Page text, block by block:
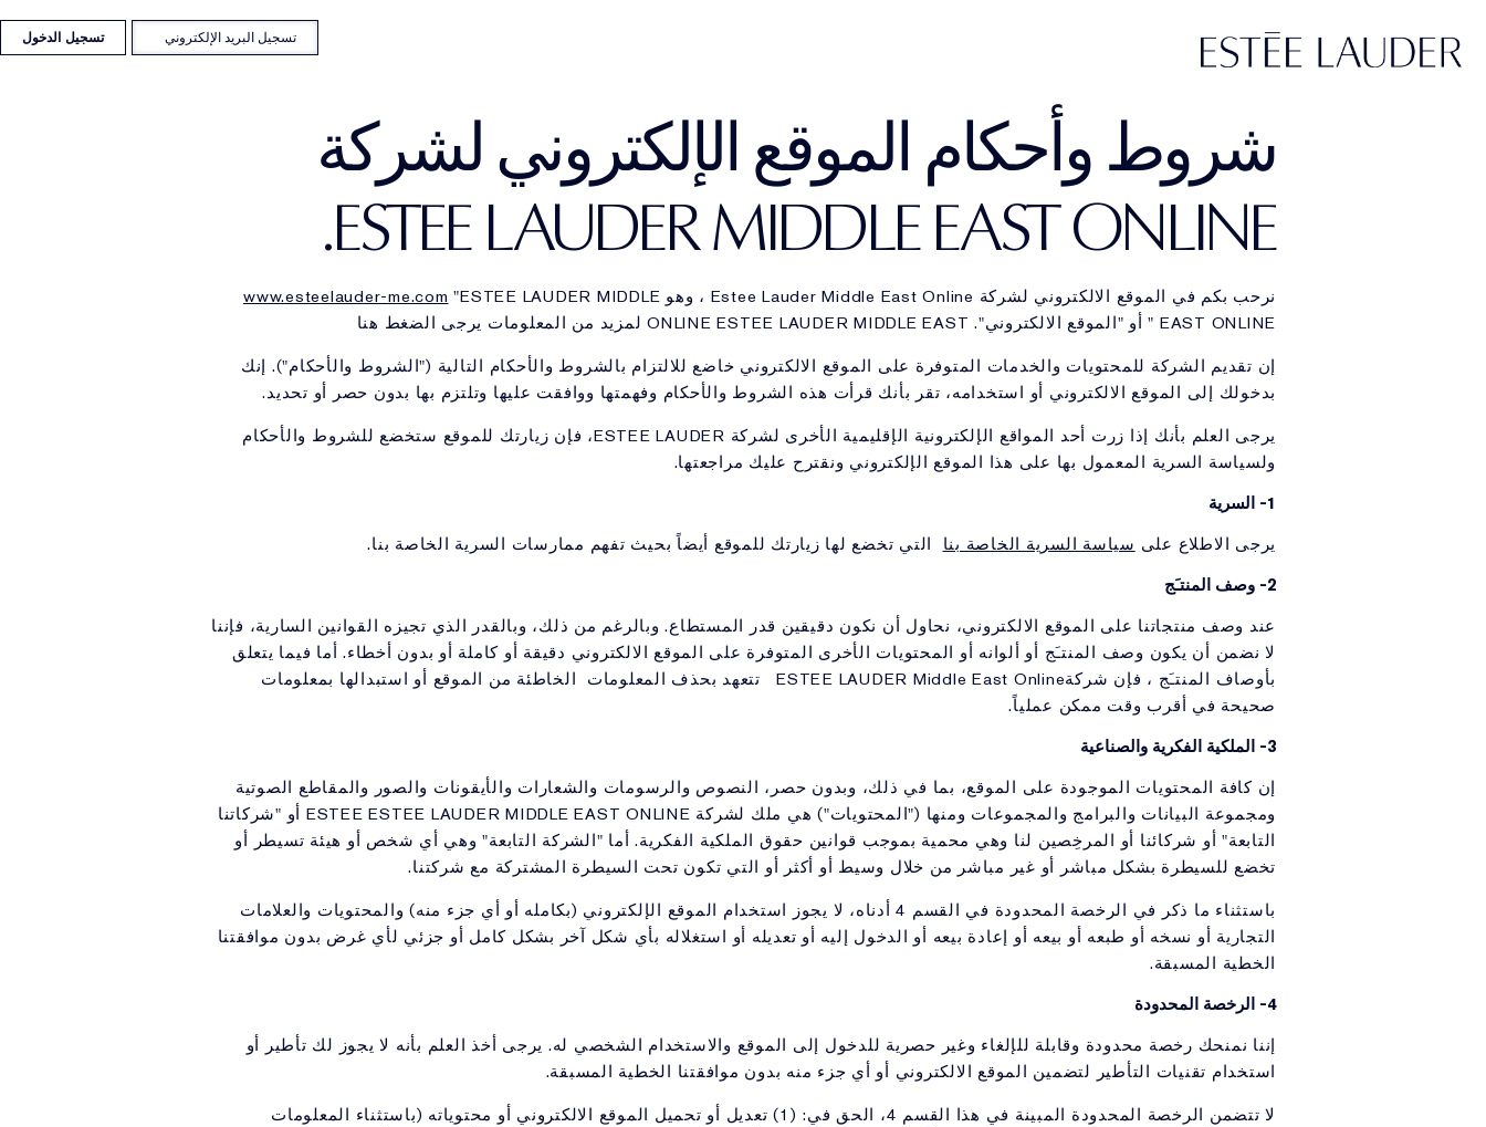
شروط وأحكام الموقع الإلكتروني لشركة
ESTEE LAUDER MIDDLE EAST ONLINE.
نرحب بكم في الموقع الالكتروني لشركة Estee Lauder Middle East Online ، وهو www.esteelauder-me.com "ESTEE LAUDER MIDDLE
EAST ONLINE " أو "الموقع الالكتروني". ONLINE ESTEE LAUDER MIDDLE EAST لمزيد من المعلومات يرجى الضغط هنا
إن تقديم الشركة للمحتويات والخدمات المتوفرة على الموقع الالكتروني خاضع للالتزام بالشروط والأحكام التالية ("الشروط والأحكام"). إنك
بدخولك إلى الموقع الالكتروني أو استخدامه، تقر بأنك قرأت هذه الشروط والأحكام وفهمتها ووافقت عليها وتلتزم بها بدون حصر أو تحديد.
يرجى العلم بأنك إذا زرت أحد المواقع الإلكترونية الإقليمية الأخرى لشركة ESTEE LAUDER، فإن زيارتك للموقع ستخضع للشروط والأحكام
ولسياسة السرية المعمول بها على هذا الموقع الإلكتروني ونقترح عليك مراجعتها.
1- السرية
يرجى الاطلاع على سياسة السرية الخاصة بنا التي تخضع لها زيارتك للموقع أيضاً بحيث تفهم ممارسات السرية الخاصة بنا.
2- وصف المنتـَج
عند وصف منتجاتنا على الموقع الالكتروني، نحاول أن نكون دقيقين قدر المستطاع. وبالرغم من ذلك، وبالقدر الذي تجيزه القوانين السارية، فإننا
لا نضمن أن يكون وصف المنتـَج أو ألوانه أو المحتويات الأخرى المتوفرة على الموقع الالكتروني دقيقة أو كاملة أو بدون أخطاء. أما فيما يتعلق
بأوصاف المنتـَج ، فإن شركةESTEE LAUDER Middle East Online تتعهد بحذف المعلومات الخاطئة من الموقع أو استبدالها بمعلومات
صحيحة في أقرب وقت ممكن عملياً.
3- الملكية الفكرية والصناعية
إن كافة المحتويات الموجودة على الموقع، بما في ذلك، وبدون حصر، النصوص والرسومات والشعارات والأيقونات والصور والمقاطع الصوتية
ومجموعة البيانات والبرامج والمجموعات ومنها ("المحتويات") هي ملك لشركة ESTEE ESTEE LAUDER MIDDLE EAST ONLINE أو "شركاتنا
التابعة" أو شركائنا أو المرخِصين لنا وهي محمية بموجب قوانين حقوق الملكية الفكرية. أما "الشركة التابعة" وهي أي شخص أو هيئة تسيطر أو
تخضع للسيطرة بشكل مباشر أو غير مباشر من خلال وسيط أو أكثر أو التي تكون تحت السيطرة المشتركة مع شركتنا.
باستثناء ما ذكر في الرخصة المحدودة في القسم 4 أدناه، لا يجوز استخدام الموقع الإلكتروني (بكامله أو أي جزء منه) والمحتويات والعلامات
التجارية أو نسخه أو طبعه أو بيعه أو إعادة بيعه أو الدخول إليه أو تعديله أو استغلاله بأي شكل آخر بشكل كامل أو جزئي لأي غرض بدون موافقتنا
الخطية المسبقة.
4- الرخصة المحدودة
إننا نمنحك رخصة محدودة وقابلة للإلغاء وغير حصرية للدخول إلى الموقع والاستخدام الشخصي له. يرجى أخذ العلم بأنه لا يجوز لك تأطير أو
استخدام تقنيات التأطير لتضمين الموقع الالكتروني أو أي جزء منه بدون موافقتنا الخطية المسبقة.
لا تتضمن الرخصة المحدودة المبينة في هذا القسم 4، الحق في: (1) تعديل أو تحميل الموقع الالكتروني أو محتوياته (باستثناء المعلومات